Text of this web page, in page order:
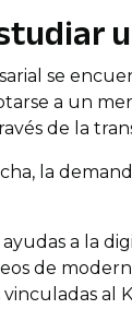
se
a un
de la
la
a la
de
al